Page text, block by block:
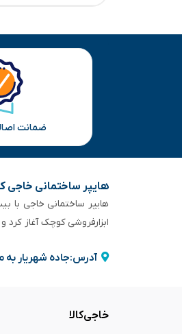
ضمانت
هایپر ساختمانی خاجی‌
ابزارفروشی کوچک آغاز
آدرس:جاده شهریار به
خاجی‌کالا